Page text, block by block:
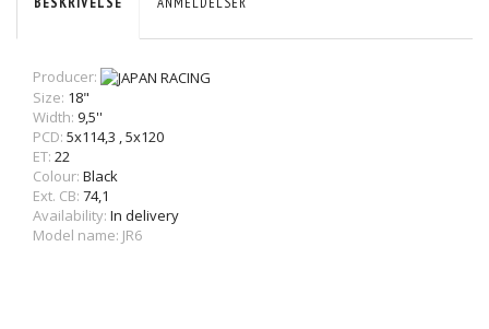
Producer:
Size: 18"
Width: 9,5''
PCD: 5x114,3 ,5x120
ET: 22
Colour: Black
Ext. CB: 74,1
Availability: In delivery
Model name: JR6